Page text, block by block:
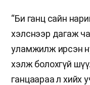
“Би ганц сайн
хэлснээр дагаж
уламжилж ирсэн
хэлж болохгүй
ганцаараа л хийх